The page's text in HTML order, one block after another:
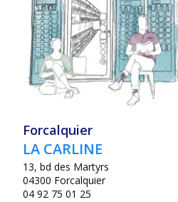
Forcalquier
LA CARLINE
13, bd des Martyrs
04300 Forcalquier
04 92 75 01 25